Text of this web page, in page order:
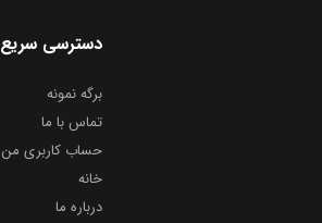
دسترسی سریع
برگه نمونه
تماس با ما
حساب کاربری من
خانه
درباره ما